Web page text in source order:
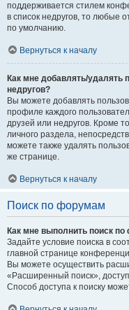
поддерживается стилем
в список недругов, то любые
по умолчанию.
Вернуться к началу
Как мне добавлять/удалять
недругов?
Вы можете добавлять
профиле каждого
друзей или недругов. Кроме
личного раздела,
можете также удалять
же странице.
Вернуться к началу
Поиск по форумам
Как мне выполнить поиск
Задайте условие поиска в
главной странице
Вы можете осуществить
«Расширенный поиск»,
Способ доступа к поиску